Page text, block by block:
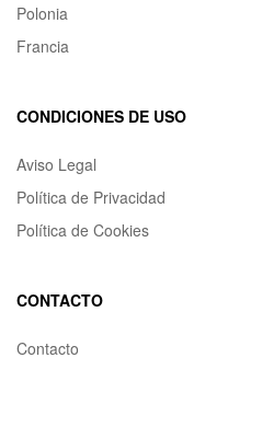
Polonia
Francia
CONDICIONES DE USO
Aviso Legal
Política de Privacidad
Política de Cookies
CONTACTO
Contacto